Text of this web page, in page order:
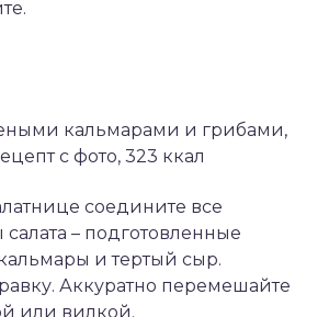
соедините все
– подготовленные
и тертый сыр.
Аккуратно перемешайте
или вилкой.